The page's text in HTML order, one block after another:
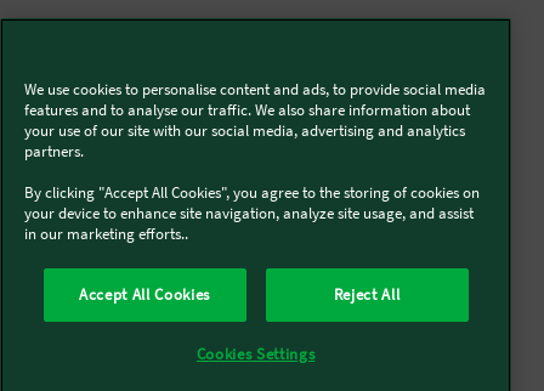
Livraison offerte sur l'e-shop dès 55€ d'achat.
Kobold
We use cookies to personalise content and ads, to provide social media
features and to analyse our traffic. We also share information about
your use of our site with our social media, advertising and analytics
partners.
By clicking "Accept All Cookies", you agree to the storing of cookies on
your device to enhance site navigation, analyze site usage, and assist
in our marketing efforts..
Accept All Cookies Reject All
Cookies Settings